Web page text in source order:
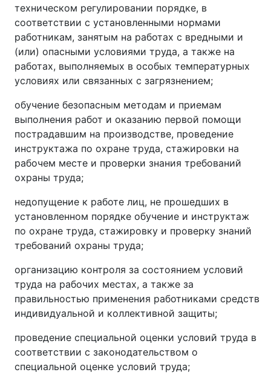
техническом регулировании порядке, в
соответствии с установленными нормами
работникам, занятым на работах с вредными и
(или) опасными условиями труда, а также на
работах, выполняемых в особых температурных
условиях или связанных с загрязнением;
обучение безопасным методам и приемам
выполнения работ и оказанию первой помощи
пострадавшим на производстве, проведение
инструктажа по охране труда, стажировки на
рабочем месте и проверки знания требований
охраны труда;
недопущение к работе лиц, не прошедших в
установленном порядке обучение и инструктаж
по охране труда, стажировку и проверку знаний
требований охраны труда;
организацию контроля за состоянием условий
труда на рабочих местах, а также за
правильностью применения работниками средств
индивидуальной и коллективной защиты;
проведение специальной оценки условий труда в
соответствии с законодательством о
специальной оценке условий труда;